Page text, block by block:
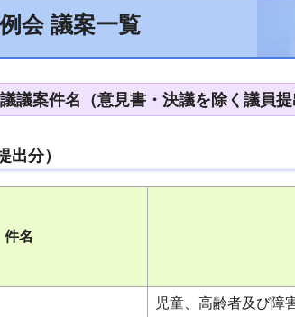
会 議案一覧
議案件名（意見書・決議を除く議員提
出分）
件名
児童、高齢者及び障